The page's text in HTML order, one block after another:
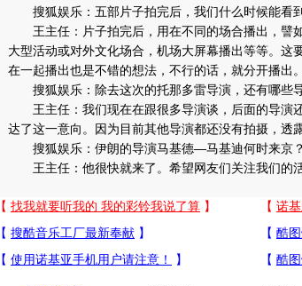
搜狐娱乐：五部片子拍完后，我们什么时候能看
王主任：片子拍完后，用在不同的场合播出，譬
大型活动或对外文化场合，机场大屏幕播出等等。这
在一起播出也是不错的想法，不行的话，就分开播出。
搜狐娱乐：除去这次的托那多雷导演，还有哪些
王主任：我们现在在跟很多导演谈，后面的导演
达了这一意向。因为目前其他导演都还没有拍摄，透
搜狐娱乐：伊朗的导演马基德—马基迪何时来京？
王主任：他很快就来了。希望网友们关注我们的活